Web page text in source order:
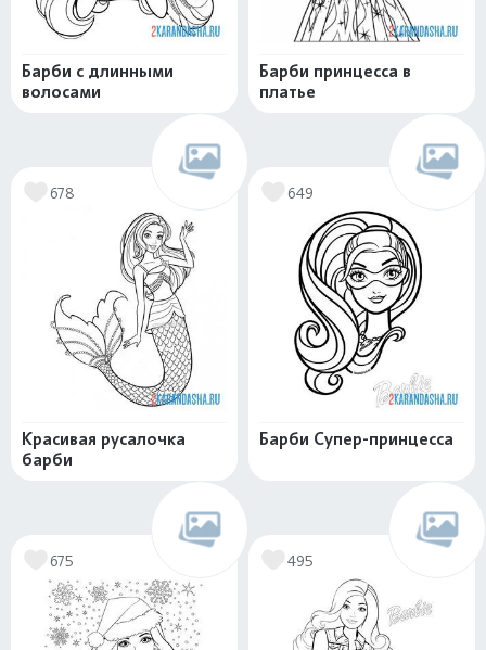
Барби с длинными
волосами
Барби принцесса в
платье
678
Красивая русалочка
барби
649
Барби Супер-принцесса
675 495